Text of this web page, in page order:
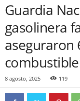
Guardia
gasolinera
aseguraron
8 agosto, 2025 119